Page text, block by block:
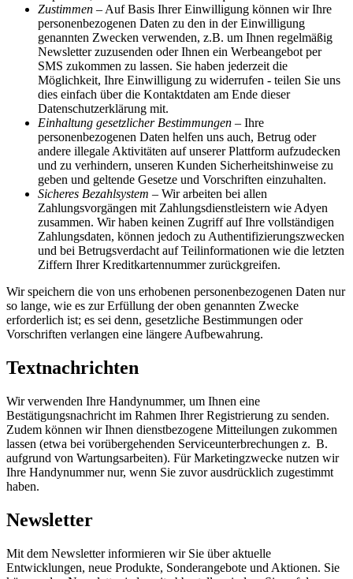
Zustimmen – Auf Basis Ihrer Einwilligung können wir Ihre
personenbezogenen Daten zu den in der Einwilligung
genannten Zwecken verwenden, z.B. um Ihnen regelmäßig
Newsletter zuzusenden oder Ihnen ein Werbeangebot per
SMS zukommen zu lassen. Sie haben jederzeit die
Möglichkeit, Ihre Einwilligung zu widerrufen - teilen Sie uns
dies einfach über die Kontaktdaten am Ende dieser
Datenschutzerklärung mit.
Einhaltung gesetzlicher Bestimmungen – Ihre
personenbezogenen Daten helfen uns auch, Betrug oder
andere illegale Aktivitäten auf unserer Plattform aufzudecken
und zu verhindern, unseren Kunden Sicherheitshinweise zu
geben und geltende Gesetze und Vorschriften einzuhalten.
Sicheres Bezahlsystem – Wir arbeiten bei allen
Zahlungsvorgängen mit Zahlungsdienstleistern wie Adyen
zusammen. Wir haben keinen Zugriff auf Ihre vollständigen
Zahlungsdaten, können jedoch zu Authentifizierungszwecken
und bei Betrugsverdacht auf Teilinformationen wie die letzten
Ziffern Ihrer Kreditkartennummer zurückgreifen.
Wir speichern die von uns erhobenen personenbezogenen Daten nur
so lange, wie es zur Erfüllung der oben genannten Zwecke
erforderlich ist; es sei denn, gesetzliche Bestimmungen oder
Vorschriften verlangen eine längere Aufbewahrung.
Textnachrichten
Wir verwenden Ihre Handynummer, um Ihnen eine
Bestätigungsnachricht im Rahmen Ihrer Registrierung zu senden.
Zudem können wir Ihnen dienstbezogene Mitteilungen zukommen
lassen (etwa bei vorübergehenden Serviceunterbrechungen z. B.
aufgrund von Wartungsarbeiten). Für Marketingzwecke nutzen wir
Ihre Handynummer nur, wenn Sie zuvor ausdrücklich zugestimmt
haben.
Newsletter
Mit dem Newsletter informieren wir Sie über aktuelle
Entwicklungen, neue Produkte, Sonderangebote und Aktionen. Sie